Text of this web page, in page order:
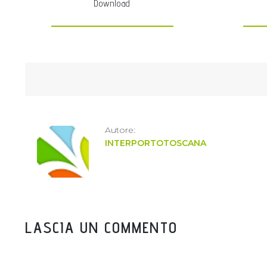
Download
Autore:
INTERPORTOTOSCANA
LASCIA UN COMMENTO